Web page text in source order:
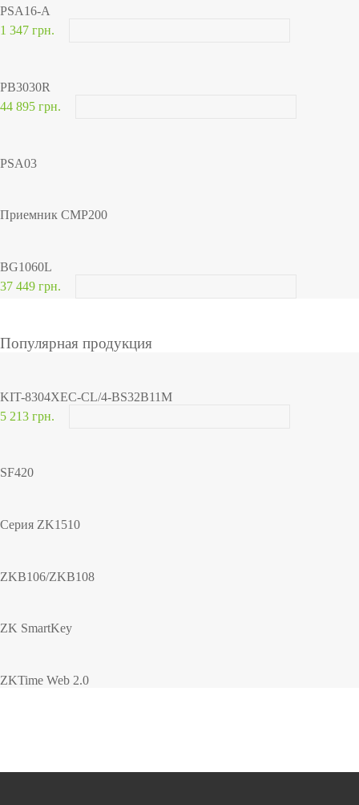
PSA16-A
1 347 грн.
PB3030R
44 895 грн.
PSA03
Приемник CMP200
BG1060L
37 449 грн.
Популярная продукция
KIT-8304XEC-CL/4-BS32B11M
5 213 грн.
SF420
Серия ZK1510
ZKB106/ZKB108
ZK SmartKey
ZKTime Web 2.0